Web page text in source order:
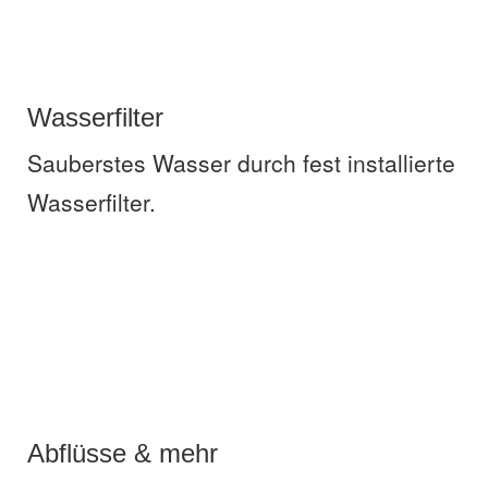
Wasserfilter
Sauberstes Wasser durch fest installierte
Wasserfilter.
Abflüsse & mehr